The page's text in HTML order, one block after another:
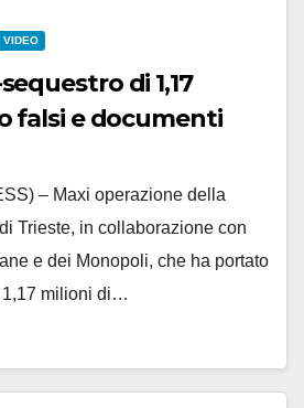
VIDEO
di 1,17
falsi e documenti
– Maxi operazione della
Trieste, in collaborazione con
e dei Monopoli, che ha portato
1,17 milioni di…